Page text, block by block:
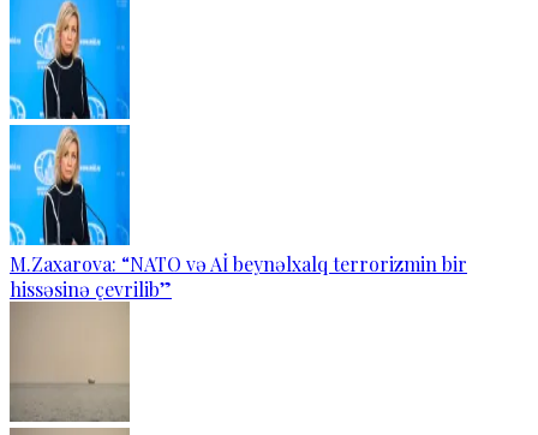
M.Zaxarova: “NATO və Aİ beynəlxalq terrorizmin bir
hissəsinə çevrilib”